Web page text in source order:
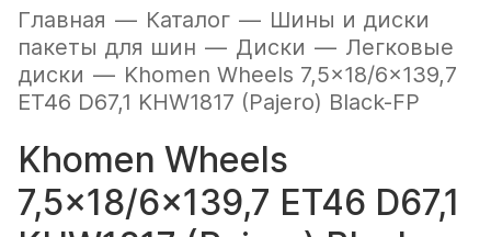
Главная — Каталог — Шины и диски
пакеты для шин — Диски — Легковые
диски — Khomen Wheels 7,5x18/6x139,7
ET46 D67,1 KHW1817 (Pajero) Black-FP
Khomen Wheels
7,5x18/6x139,7 ET46 D67,1